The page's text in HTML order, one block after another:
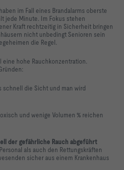
im Fall eines Brandalarms oberste
jede Minute. Im Fokus stehen
Kraft rechtzeitig in Sicherheit bringen
nicht unbedingt Senioren sein
die Regel.
hohe Rauchkonzentration.
schnell die Sicht und man wird
und wenige Volumen % reichen
der gefährliche Rauch abgeführt
als auch den Rettungskräften
sicher aus einem Krankenhaus